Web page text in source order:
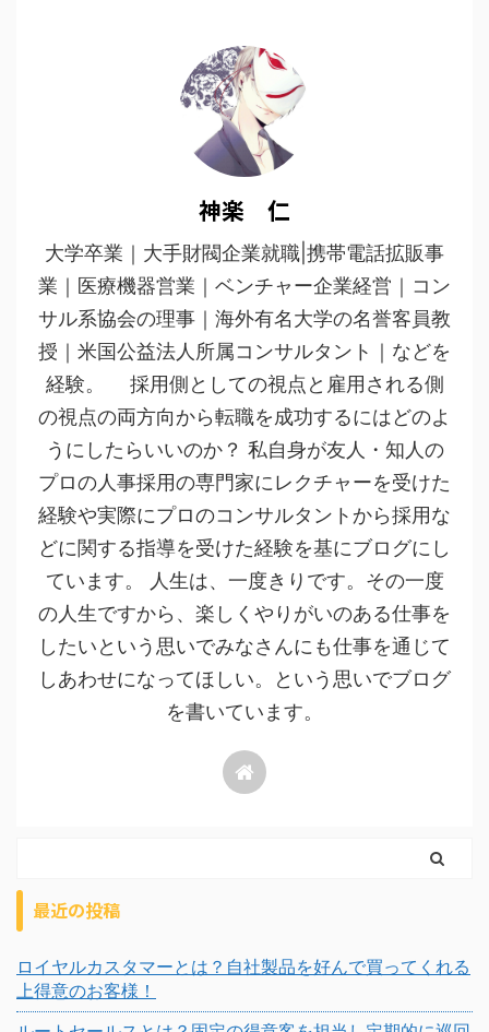
神楽 仁
大学卒業｜大手財閥企業就職|携帯電話拡販事
業｜医療機器営業｜ベンチャー企業経営｜コン
サル系協会の理事｜海外有名大学の名誉客員教
授｜米国公益法人所属コンサルタント｜などを
経験。 採用側としての視点と雇用される側
の視点の両方向から転職を成功するにはどのよ
うにしたらいいのか？ 私自身が友人・知人の
プロの人事採用の専門家にレクチャーを受けた
経験や実際にプロのコンサルタントから採用な
どに関する指導を受けた経験を基にブログにし
ています。 人生は、一度きりです。その一度
の人生ですから、楽しくやりがいのある仕事を
したいという思いでみなさんにも仕事を通じて
しあわせになってほしい。という思いでブログ
を書いています。
最近の投稿
ロイヤルカスタマーとは？自社製品を好んで買ってくれる
上得意のお客様！